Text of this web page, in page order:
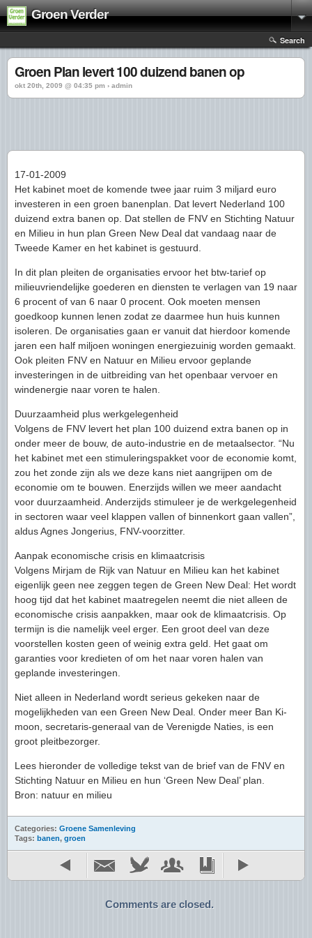
Groen Verder
Search
Groen Plan levert 100 duizend banen op
okt 20th, 2009 @ 04:35 pm › admin
17-01-2009
Het kabinet moet de komende twee jaar ruim 3 miljard euro
investeren in een groen banenplan. Dat levert Nederland 100
duizend extra banen op. Dat stellen de FNV en Stichting Natuur
en Milieu in hun plan Green New Deal dat vandaag naar de
Tweede Kamer en het kabinet is gestuurd.
In dit plan pleiten de organisaties ervoor het btw-tarief op
milieuvriendelijke goederen en diensten te verlagen van 19 naar
6 procent of van 6 naar 0 procent. Ook moeten mensen
goedkoop kunnen lenen zodat ze daarmee hun huis kunnen
isoleren. De organisaties gaan er vanuit dat hierdoor komende
jaren een half miljoen woningen energiezuinig worden gemaakt.
Ook pleiten FNV en Natuur en Milieu ervoor geplande
investeringen in de uitbreiding van het openbaar vervoer en
windenergie naar voren te halen.
Duurzaamheid plus werkgelegenheid
Volgens de FNV levert het plan 100 duizend extra banen op in
onder meer de bouw, de auto-industrie en de metaalsector. “Nu
het kabinet met een stimuleringspakket voor de economie komt,
zou het zonde zijn als we deze kans niet aangrijpen om de
economie om te bouwen. Enerzijds willen we meer aandacht
voor duurzaamheid. Anderzijds stimuleer je de werkgelegenheid
in sectoren waar veel klappen vallen of binnenkort gaan vallen”,
aldus Agnes Jongerius, FNV-voorzitter.
Aanpak economische crisis en klimaatcrisis
Volgens Mirjam de Rijk van Natuur en Milieu kan het kabinet
eigenlijk geen nee zeggen tegen de Green New Deal: Het wordt
hoog tijd dat het kabinet maatregelen neemt die niet alleen de
economische crisis aanpakken, maar ook de klimaatcrisis. Op
termijn is die namelijk veel erger. Een groot deel van deze
voorstellen kosten geen of weinig extra geld. Het gaat om
garanties voor kredieten of om het naar voren halen van
geplande investeringen.
Niet alleen in Nederland wordt serieus gekeken naar de
mogelijkheden van een Green New Deal. Onder meer Ban Ki-
moon, secretaris-generaal van de Verenigde Naties, is een
groot pleitbezorger.
Lees hieronder de volledige tekst van de brief van de FNV en
Stichting Natuur en Milieu en hun ‘Green New Deal’ plan.
Bron: natuur en milieu
Categories: Groene Samenleving
Tags: banen, groen
Comments are closed.